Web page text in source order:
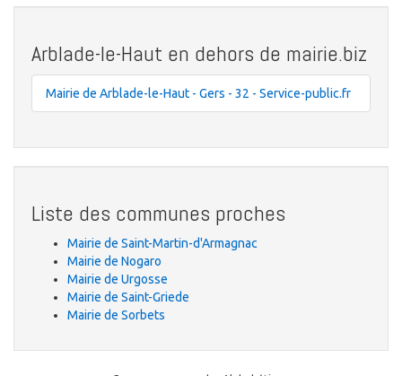
Arblade-le-Haut en dehors de mairie.biz
Mairie de Arblade-le-Haut - Gers - 32 - Service-public.fr
Liste des communes proches
Mairie de Saint-Martin-d'Armagnac
Mairie de Nogaro
Mairie de Urgosse
Mairie de Saint-Griede
Mairie de Sorbets